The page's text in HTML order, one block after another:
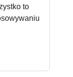
to